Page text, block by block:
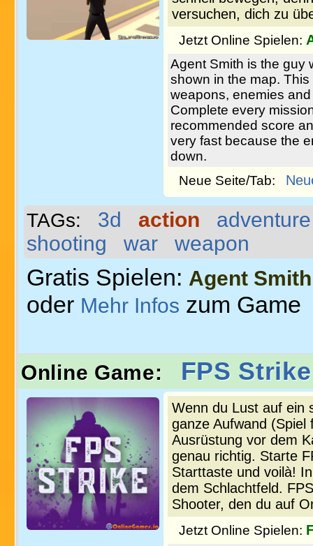
versuchen, dich zu
Jetzt Online Spielen:
Agent Smith is the guy
shown in the map.
weapons, enemies
Complete every
recommended score
very fast because the
down.
Neue Seite/Tab:
TAGs: 3d action
adventure
shooting
war weapon
Gratis Spielen: Agent Smith
oder Mehr Infos zum Game
Online Game: FPS Strike
Wenn du Lust auf ein
ganze Aufwand (Spiel
Ausrüstung vor dem
genau richtig. Starte
Starttaste und voilà!
dem Schlachtfeld.
Shooter, den du auf
Jetzt Online Spielen: